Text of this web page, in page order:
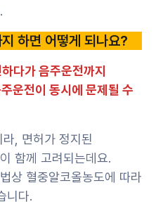
하면 어떻게 되나요?
다가 음주운전까지
운전이 동시에 문제될 수
, 면허가 정지된
함께 고려되는데요.
상 혈중알코올농도에 따라
니다.